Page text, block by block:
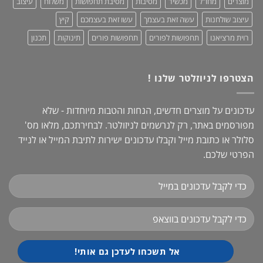
עיצוב שולחנות
עשה זאת בעצמך עשו זאת בעצמכם
קיץ
רוית מרציאנו
תחפושות לפורים תחפושות פורים תינוקות תכנון
הצטרפו לניוזלטר שלנו !
עדכונים על מוצרים חדשים, הנחות והטבות מיוחדות - שלא
מפורסמים באתר, רק לנרשמים לניזולטר. לבחירתכם, מלאו מס'
סלולר או כתובת מייל וקבלו עדכונים ישירות לתיבת המייל או לנייד
הפרטי שלכם.